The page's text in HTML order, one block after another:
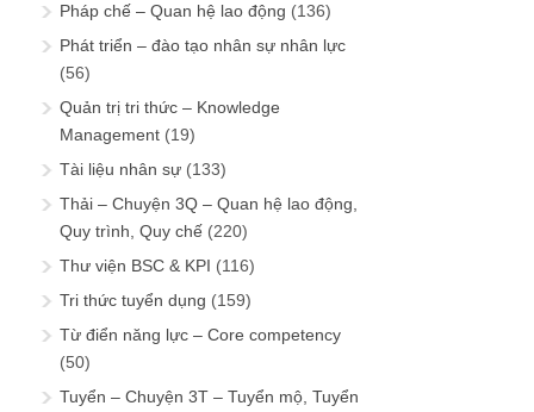
Pháp chế – Quan hệ lao động (136)
Phát triển – đào tạo nhân sự nhân lực
(56)
Quản trị tri thức – Knowledge
Management (19)
Tài liệu nhân sự (133)
Thải – Chuyện 3Q – Quan hệ lao động,
Quy trình, Quy chế (220)
Thư viện BSC & KPI (116)
Tri thức tuyển dụng (159)
Từ điển năng lực – Core competency
(50)
Tuyển – Chuyện 3T – Tuyển mộ, Tuyển